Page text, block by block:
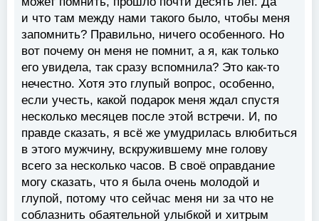
и что там между нами такого было, чтобы меня
запомнить? Правильно, ничего особенного. Но
вот почему он меня не помнит, а я, как только
его увидела, так сразу вспомнила? Это как-то
нечестно. Хотя это глупый вопрос, особенно,
если учесть, какой подарок меня ждал спустя
несколько месяцев после этой встречи. И, по
правде сказать, я всё же умудрилась влюбиться
в этого мужчину, вскружившему мне голову
всего за несколько часов. В своё оправдание
могу сказать, что я была очень молодой и
глупой, потому что сейчас меня ни за что не
соблазнить обаятельной улыбкой и хитрым